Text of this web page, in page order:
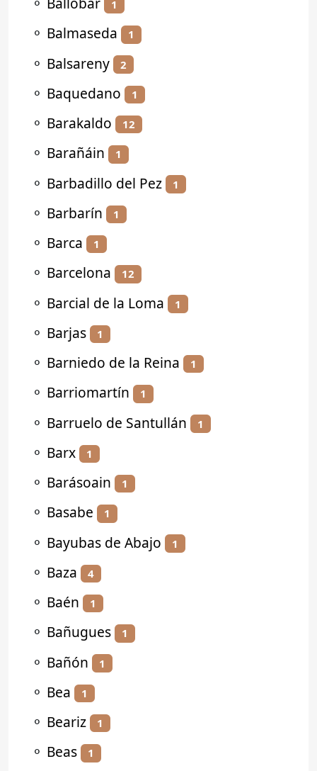
1
⚬ Balmaseda 1
⚬ Balsareny 2
⚬ Baquedano 1
⚬ Barakaldo 12
⚬ Barañáin 1
⚬ Barbadillo del Pez 1
⚬ Barbarín 1
⚬ Barca 1
⚬ Barcelona 12
⚬ Barcial de la Loma 1
⚬ Barjas 1
⚬ Barniedo de la Reina 1
⚬ Barriomartín 1
⚬ Barruelo de Santullán 1
⚬ Barx 1
⚬ Barásoain 1
⚬ Basabe 1
⚬ Bayubas de Abajo 1
⚬ Baza 4
⚬ Baén 1
⚬ Bañugues 1
⚬ Bañón 1
⚬ Bea 1
⚬ Beariz 1
⚬ Beas 1